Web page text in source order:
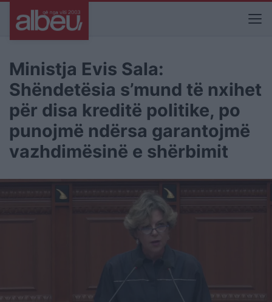
Ministja Evis Sala:
Shëndetësia s’mund të nxihet
për disa kreditë politike, po
punojmë ndërsa garantojmë
vazhdimësinë e shërbimit